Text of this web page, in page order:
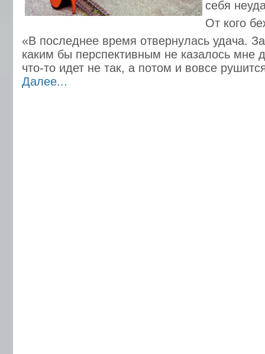
себя
От кого
«В последнее время отвернулась удача.
каким бы перспективным не казалось мне
что-то идет не так, а потом и вовсе
Далее...